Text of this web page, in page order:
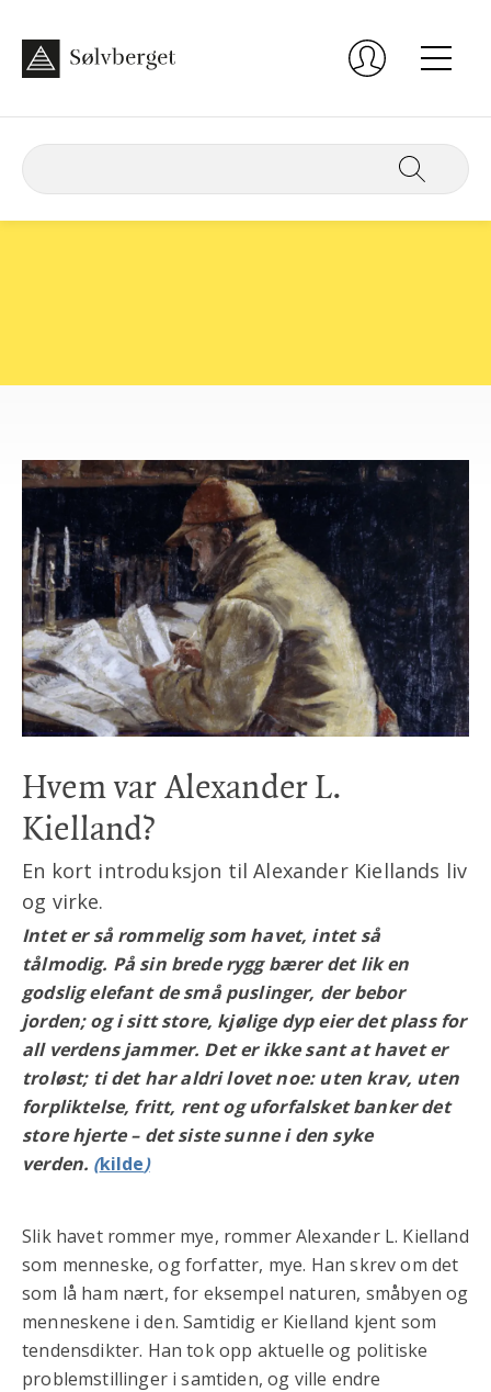
Hvem var Alexander L.
Kielland?
En kort introduksjon til Alexander Kiellands liv
og virke.
Intet er så rommelig som havet, intet så
tålmodig. På sin brede rygg bærer det lik en
godslig elefant de små puslinger, der bebor
jorden; og i sitt store, kjølige dyp eier det plass for
all verdens jammer. Det er ikke sant at havet er
troløst; ti det har aldri lovet noe: uten krav, uten
forpliktelse, fritt, rent og uforfalsket banker det
store hjerte – det siste sunne i den syke
verden. (kilde)
Slik havet rommer mye, rommer Alexander L. Kielland
som menneske, og forfatter, mye. Han skrev om det
som lå ham nært, for eksempel naturen, småbyen og
menneskene i den. Samtidig er Kielland kjent som
tendensdikter. Han tok opp aktuelle og politiske
problemstillinger i samtiden, og ville endre